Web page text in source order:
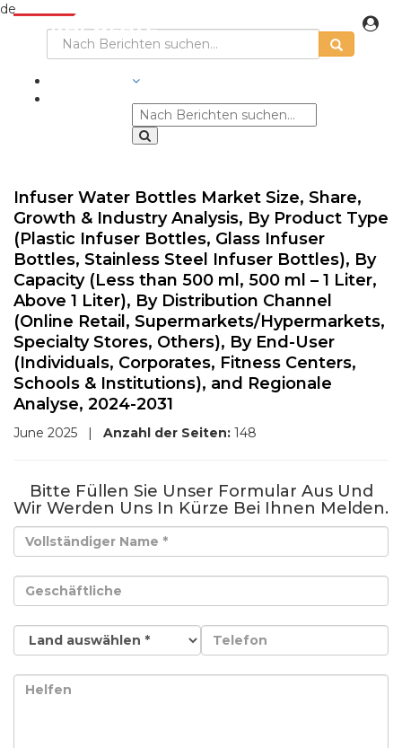
de
Infuser Water Bottles Market Size, Share,
Growth & Industry Analysis, By Product Type
(Plastic Infuser Bottles, Glass Infuser
Bottles, Stainless Steel Infuser Bottles), By
Capacity (Less than 500 ml, 500 ml – 1 Liter,
Above 1 Liter), By Distribution Channel
(Online Retail, Supermarkets/Hypermarkets,
Specialty Stores, Others), By End-User
(Individuals, Corporates, Fitness Centers,
Schools & Institutions), and Regionale
Analyse, 2024-2031
June 2025 | Anzahl der Seiten: 148
Bitte Füllen Sie Unser Formular Aus Und
Wir Werden Uns In Kürze Bei Ihnen Melden.